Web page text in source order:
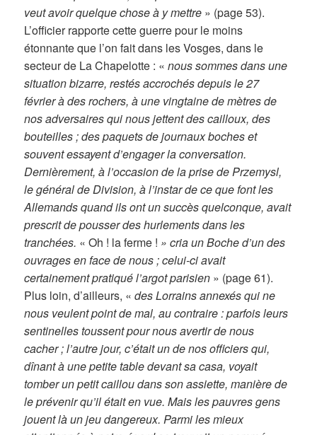
veut avoir quelque chose à y mettre » (page 53).
L’officier rapporte cette guerre pour le moins
étonnante que l’on fait dans les Vosges, dans le
secteur de La Chapelotte : «nous sommes dans une
situation bizarre, restés accrochés depuis le 27
février à des rochers, à une vingtaine de mètres de
nos adversaires qui nous jettent des cailloux, des
bouteilles ; des paquets de journaux boches et
souvent essayent d’engager la conversation.
Dernièrement, à l’occasion de la prise de Przemysl,
le général de Division, à l’instar de ce que font les
Allemands quand ils ont un succès quelconque, avait
prescrit de pousser des hurlements dans les
tranchées. « Oh ! la ferme ! » cria un Boche d’un des
ouvrages en face de nous ; celui-ci avait
certainement pratiqué l’argot parisien » (page 61).
Plus loin, d’ailleurs, «des Lorrains annexés qui ne
nous veulent point de mal, au contraire : parfois leurs
sentinelles toussent pour nous avertir de nous
cacher ; l’autre jour, c’était un de nos officiers qui,
dînant à une petite table devant sa casa, voyait
tomber un petit caillou dans son assiette, manière de
le prévenir qu’il était en vue. Mais les pauvres gens
jouent là un jeu dangereux. Parmi les mieux